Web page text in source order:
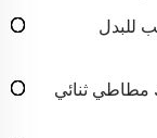
للبدل
مطاطي ثنائي